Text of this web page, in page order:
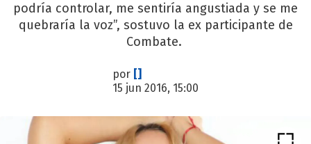
podría controlar, me sentiría angustiada y se me
quebraría la voz”, sostuvo la ex participante de
Combate.
por []
15 jun 2016, 15:00